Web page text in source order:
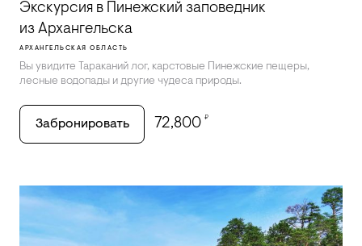
Экскурсия в Пинежский заповедник
из Архангельска
АРХАНГЕЛЬСКАЯ ОБЛАСТЬ
Вы увидите Тараканий лог, карстовые Пинежские пещеры,
лесные водопады и другие чудеса природы.
Забронировать 72,800 ₽